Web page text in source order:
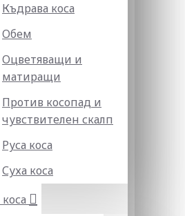
Къдрава коса
Обем
Оцветяващи и
матиращи
Против косопад и
чувствителен скалп
Руса коса
Суха коса